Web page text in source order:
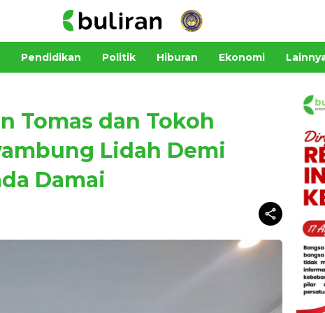
Pendidikan Politik Hiburan Ekonomi
Tomas dan Tokoh
Lidah Demi
Damai